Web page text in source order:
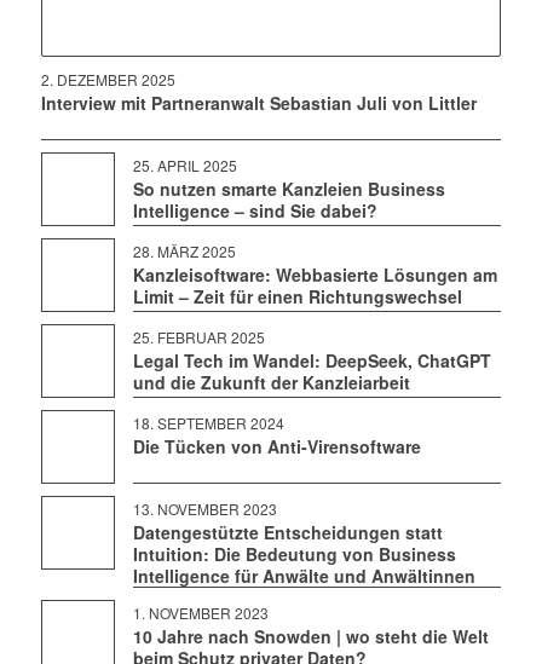
2. DEZEMBER 2025
Interview mit Partneranwalt Sebastian Juli von Littler
25. APRIL 2025
So nutzen smarte Kanzleien Business
Intelligence – sind Sie dabei?
28. MÄRZ 2025
Kanzleisoftware: Webbasierte Lösungen am
Limit – Zeit für einen Richtungswechsel
25. FEBRUAR 2025
Legal Tech im Wandel: DeepSeek, ChatGPT
und die Zukunft der Kanzleiarbeit
18. SEPTEMBER 2024
Die Tücken von Anti-Virensoftware
13. NOVEMBER 2023
Datengestützte Entscheidungen statt
Intuition: Die Bedeutung von Business
Intelligence für Anwälte und Anwältinnen
1. NOVEMBER 2023
10 Jahre nach Snowden | wo steht die Welt
beim Schutz privater Daten?